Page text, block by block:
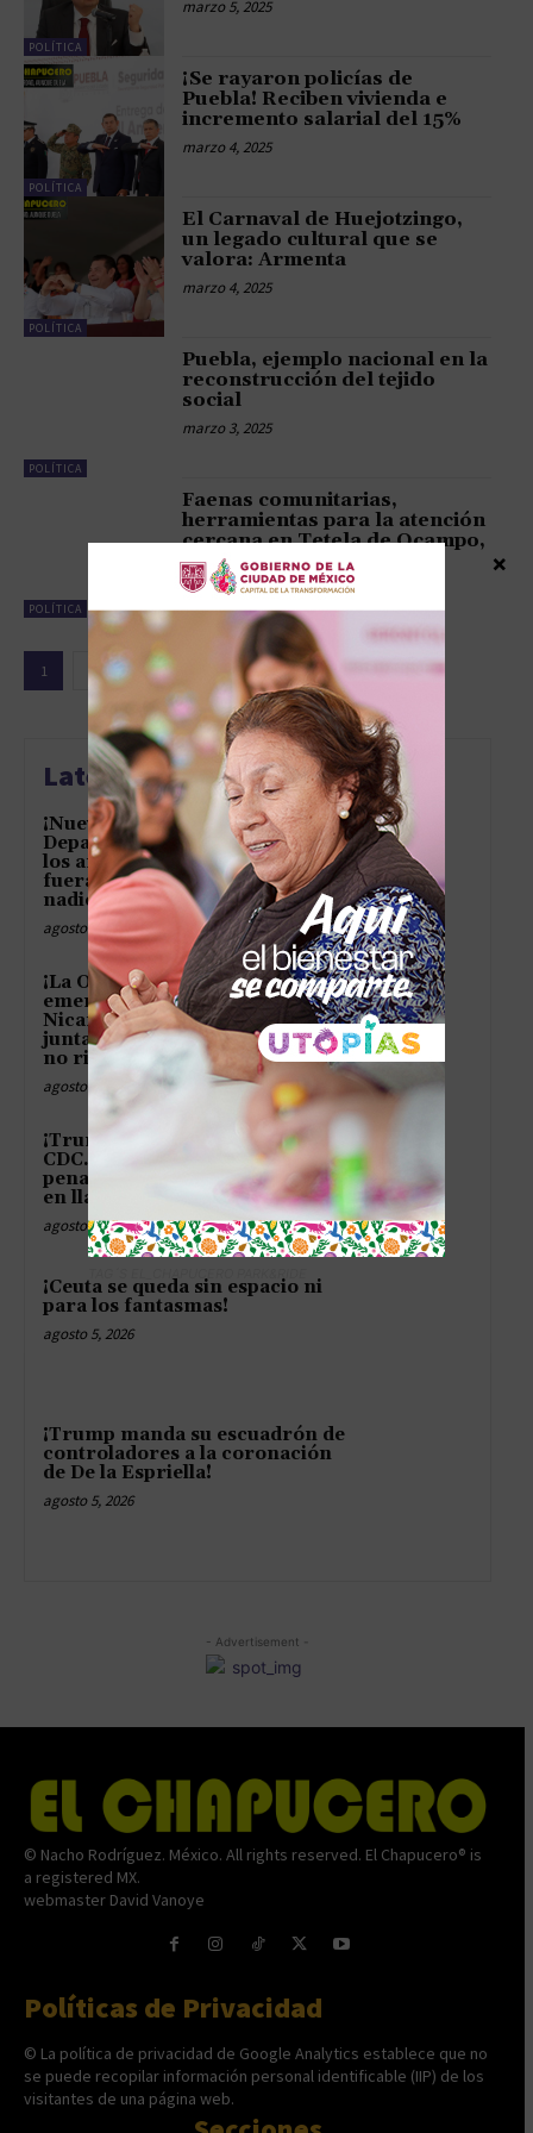
POLÍTICA
marzo 5, 2025
POLÍTICA
¡Se rayaron policías de
Puebla! Reciben vivienda e
incremento salarial del 15%
marzo 4, 2025
POLÍTICA
El Carnaval de Huejotzingo,
un legado cultural que se
valora: Armenta
marzo 4, 2025
POLÍTICA
Puebla, ejemplo nacional en la
reconstrucción del tejido
social
marzo 3, 2025
POLÍTICA
Faenas comunitarias,
herramientas para la atención
cercana en Tetela de Ocampo,
Puebla
marzo 3, 2025
1 2
Latest news
¡Nuevo México demanda al
Departamento de Justicia por
los archivos de Epstein como si
fueran la herencia familiar que
nadie quiere abrir!
agosto 5, 2026
¡La OEA arma un cónclave de
emergencia para parar a
Nicaragua… como si fuera una
junta de vecinos contra el que
no riega las...
agosto 5, 2026
¡Trump por fin mete gol en los
CDC… pero después de tres
penaltis fallados y un vestuario
en llamas!
agosto 5, 2026
¡Ceuta se queda sin espacio ni
para los fantasmas!
agosto 5, 2026
¡Trump manda su escuadrón de
controladores a la coronación
de De la Espriella!
agosto 5, 2026
- Advertisement -
© Nacho Rodríguez. México. All rights reserved. El Chapucero® is
a registered MX.
webmaster David Vanoye
Políticas de Privacidad
© La política de privacidad de Google Analytics establece que no
se puede recopilar información personal identificable (IIP) de los
visitantes de una página web.
×